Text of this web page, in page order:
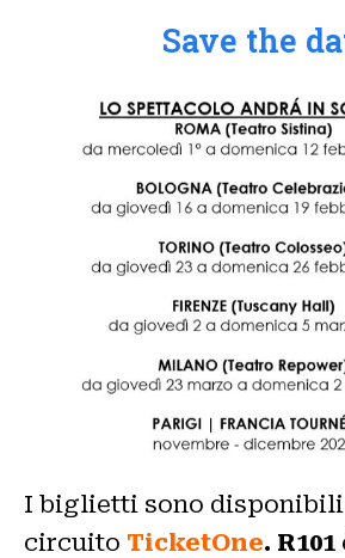
Save the
I biglietti sono
circuito TicketOne. R101